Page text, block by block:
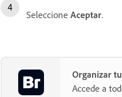
Seleccione Aceptar.
Organizar
Accede a